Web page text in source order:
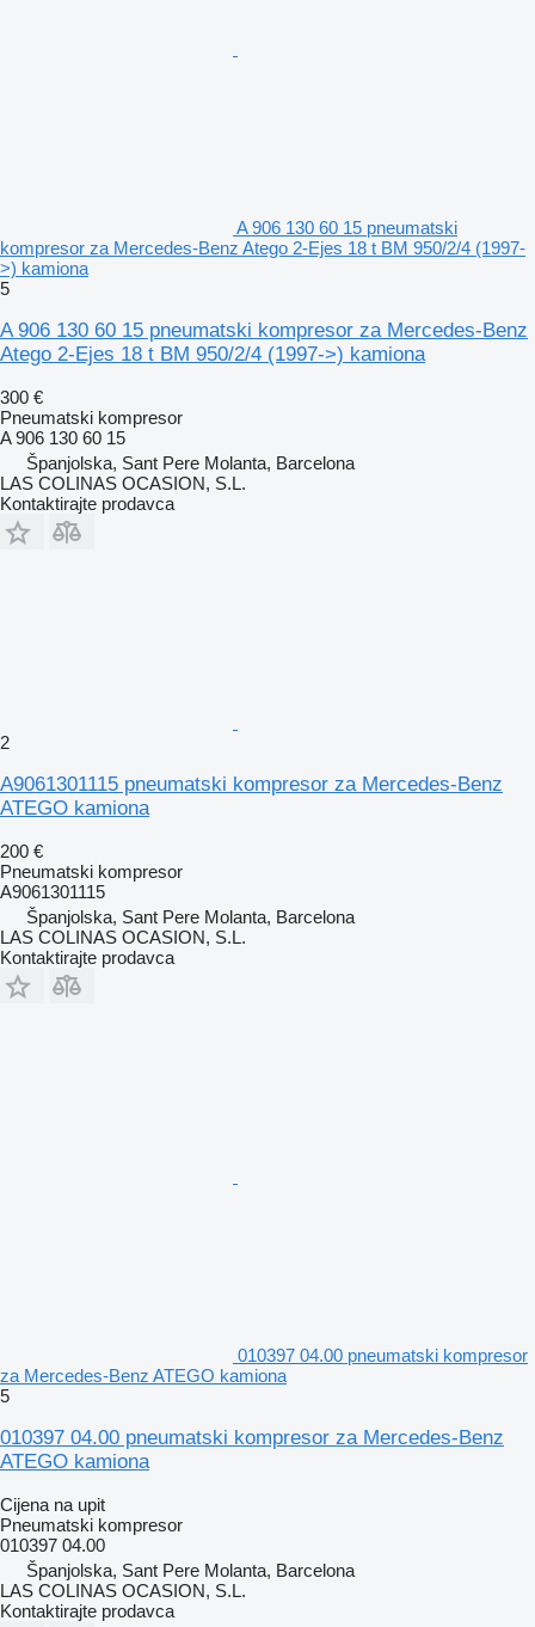
A 906 130 60 15 pneumatski
kompresor za Mercedes-Benz Atego 2-Ejes 18 t BM 950/2/4 (1997-
>) kamiona
5
A 906 130 60 15 pneumatski kompresor za Mercedes-Benz
Atego 2-Ejes 18 t BM 950/2/4 (1997->) kamiona
300 €
Pneumatski kompresor
A 906 130 60 15
Španjolska, Sant Pere Molanta, Barcelona
LAS COLINAS OCASION, S.L.
Kontaktirajte prodavca
2
A9061301115 pneumatski kompresor za Mercedes-Benz
ATEGO kamiona
200 €
Pneumatski kompresor
A9061301115
Španjolska, Sant Pere Molanta, Barcelona
LAS COLINAS OCASION, S.L.
Kontaktirajte prodavca
010397 04.00 pneumatski kompresor
za Mercedes-Benz ATEGO kamiona
5
010397 04.00 pneumatski kompresor za Mercedes-Benz
ATEGO kamiona
Cijena na upit
Pneumatski kompresor
010397 04.00
Španjolska, Sant Pere Molanta, Barcelona
LAS COLINAS OCASION, S.L.
Kontaktirajte prodavca